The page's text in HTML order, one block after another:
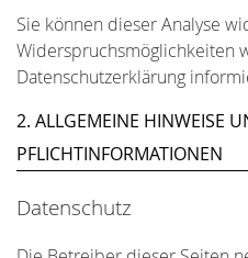
Sie können dieser Analyse
Widerspruchsmöglichkeiten
Datenschutzerklärung
2. ALLGEMEINE HINWEISE
PFLICHTINFORMATIONEN
Datenschutz